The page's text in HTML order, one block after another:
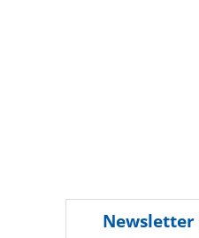
Newsletter